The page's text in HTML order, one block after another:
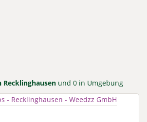
Recklinghausen und 0 in Umgebung